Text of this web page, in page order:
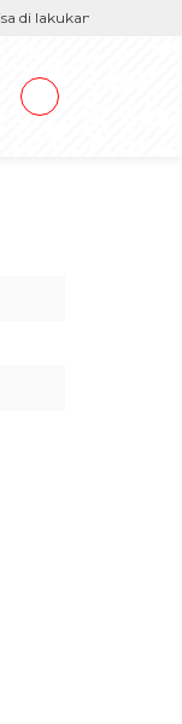
lakukan via transfer